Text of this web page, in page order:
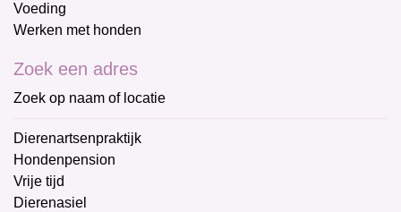
Voeding
Werken met honden
Zoek een adres
Zoek op naam of locatie
Dierenartsenpraktijk
Hondenpension
Vrije tijd
Dierenasiel